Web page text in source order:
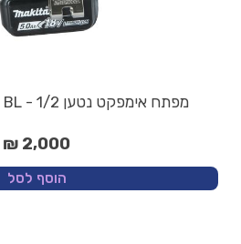
מפתח אימפקט נטען 1/2 - BL בראשלס 1000NM
2,000 ₪
הוסף לסל